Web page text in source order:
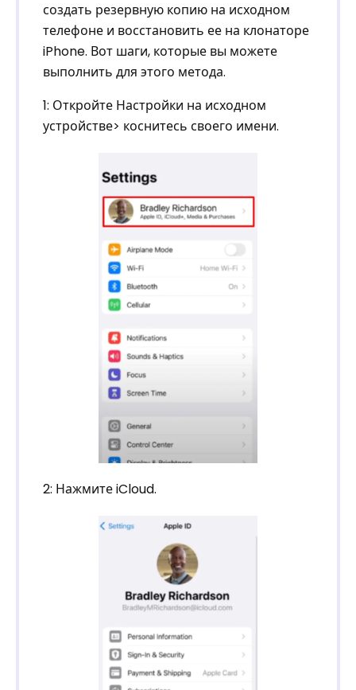
создать резервную копию на исходном
телефоне и восстановить ее на клонаторе
iPhone. Вот шаги, которые вы можете
выполнить для этого метода.
1: Откройте Настройки на исходном
устройстве> коснитесь своего имени.
2: Нажмите iCloud.